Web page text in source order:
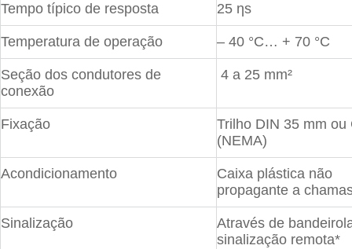
Tempo típico de resposta 25 ƞs
Temperatura de operação – 40 °C… + 70 °C
Seção dos condutores de
conexão
4 a 25 mm²
Fixação
Trilho DIN 35 mm ou
(NEMA)
Acondicionamento
Caixa plástica não
propagante a
Sinalização
Através de
sinalização remota*